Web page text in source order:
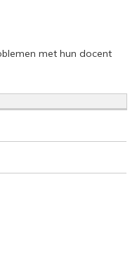
met hun docent